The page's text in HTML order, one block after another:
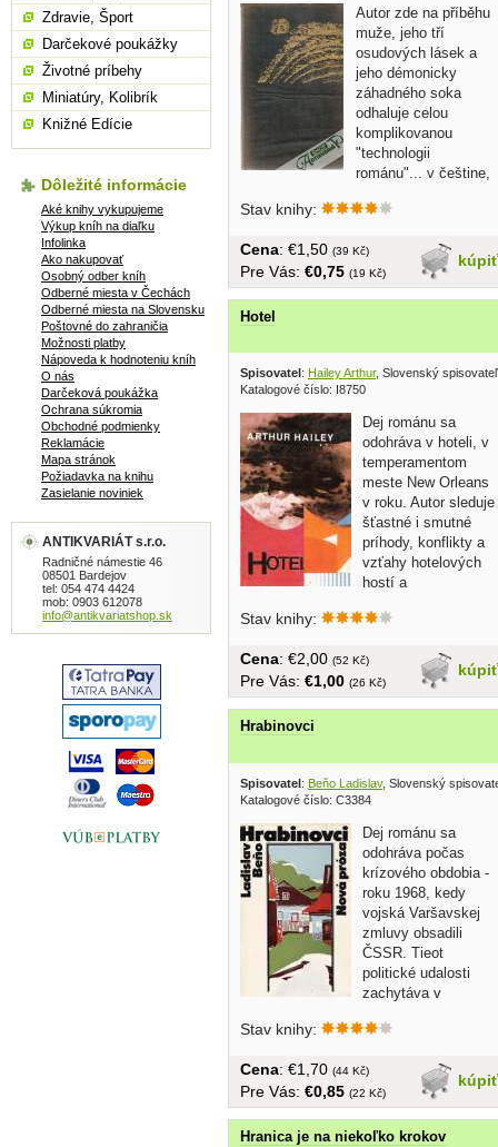
Autor zde na příběhu
muže, jeho tří
osudových lásek a
jeho démonicky
záhadného soka
odhaluje celou
komplikovanou
"technologii
románu"... v češtine,
Stav knihy:
kúpiť
Cena: €1,50 (39 Kč)
Pre Vás: €0,75 (19 Kč)
Hotel
Spisovatel : Hailey Arthur, Slovenský
Katalogové číslo: I8750
Dej románu sa
odohráva v hoteli, v
temperamentom
meste New Orleans
v roku. Autor sleduje
šťastné i smutné
príhody, konflikty a
vzťahy hotelových
hostí a
Stav knihy:
kúpiť
Cena: €2,00 (52 Kč)
Pre Vás: €1,00 (26 Kč)
Hrabinovci
Spisovatel: Beňo Ladislav, Slovenský
Katalogové číslo: C3384
Dej románu sa
odohráva počas
krízového obdobia -
roku 1968, kedy
vojská Varšavskej
zmluvy obsadili
ČSSR. Tieot
politické udalosti
zachytáva v
hrabinovskej rodiny...
Stav knihy:
kúpiť
Cena: €1,70 (44 Kč)
Pre Vás: €0,85 (22 Kč)
Hranica je na niekoľko krokov
Zdravie, Šport
Darčekové poukážky
Životné príbehy
Miniatúry, Kolibrík
Knižné Edície
Dôležité informácie
Aké knihy vykupujeme
Výkup kníh na diaľku
Infolinka
Ako nakupovať
Osobný odber kníh
Odberné miesta v Čechách
Odberné miesta na Slovensku
Poštovné do zahraničia
Možnosti platby
Nápoveda k hodnoteniu kníh
O nás
Darčeková poukážka
Ochrana súkromia
Obchodné podmienky
Reklamácie
Mapa stránok
Požiadavka na knihu
Zasielanie noviniek
ANTIKVARIÁT s.r.o.
Radničné námestie 46
08501 Bardejov
tel: 054 474 4424
mob: 0903 612078
info@antikvariatshop.sk